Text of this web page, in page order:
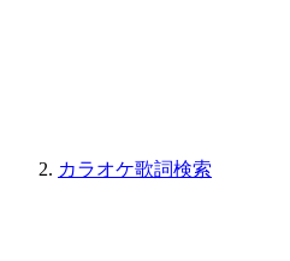
カラオケ歌詞検索